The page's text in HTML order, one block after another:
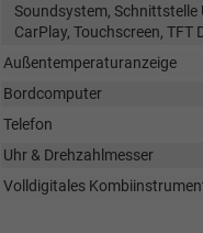
Soundsystem, Schnittstelle
CarPlay, Touchscreen, TFT
Außentemperaturanzeige
Bordcomputer
Telefon
Uhr & Drehzahlmesser
Volldigitales